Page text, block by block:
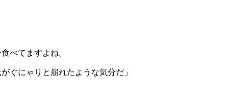
べてますよね。
にゃりと崩れたような気分だ」